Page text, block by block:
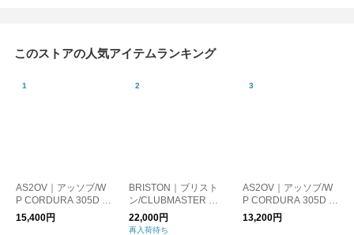
このストアの人気アイテムランキング
AS2OV｜アッソブ/W
P CORDURA 305D F
ANNY PACK 防水 シ
ョルダーバッグ サコ
15,400円
BRISTON｜ブリスト
ン/CLUBMASTER CH
IC HMS SILVER
22,000円
再入荷待ち
AS2OV｜アッソブ/W
P CORDURA 305D S
ACOSHE 防水 ショル
ダーバッグ サコッシ
13,200円